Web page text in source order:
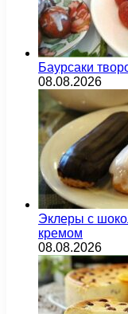
Баурсаки
08.08.2026
Эклеры с
кремом
08.08.2026